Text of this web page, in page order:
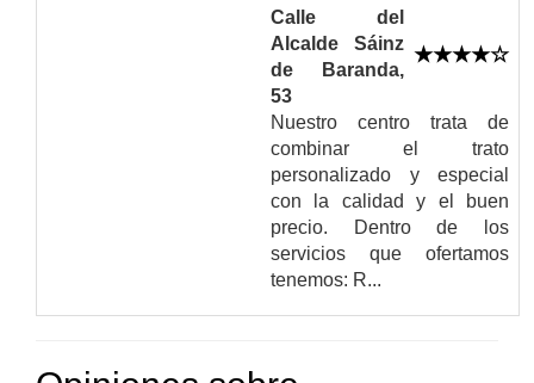
Calle del
Alcalde Sáinz
de Baranda,
53
Nuestro centro trata de
combinar el trato
personalizado y especial
con la calidad y el buen
precio. Dentro de los
servicios que ofertamos
tenemos: R...